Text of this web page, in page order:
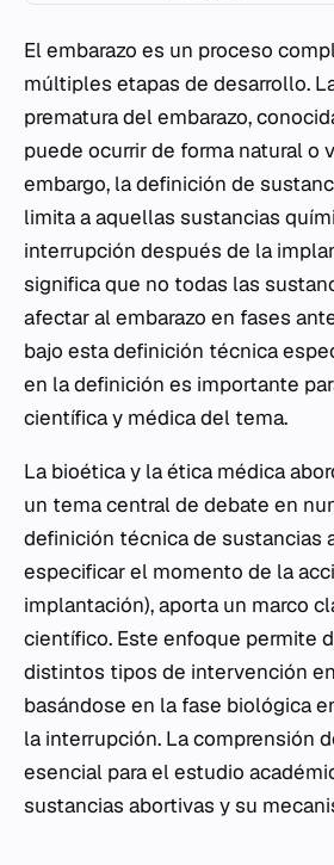
El embarazo es un proceso
múltiples etapas de desarrollo.
prematura del embarazo,
puede ocurrir de forma natural o
embargo, la definición de
limita a aquellas sustancias
interrupción después de la
significa que no todas las
afectar al embarazo en fases
bajo esta definición técnica
en la definición es importante
científica y médica del tema.
La bioética y la ética médica
un tema central de debate en
definición técnica de sustancias
especificar el momento de la
implantación), aporta un marco
científico. Este enfoque permite
distintos tipos de intervención
basándose en la fase biológica
la interrupción. La comprensión
esencial para el estudio
sustancias abortivas y su